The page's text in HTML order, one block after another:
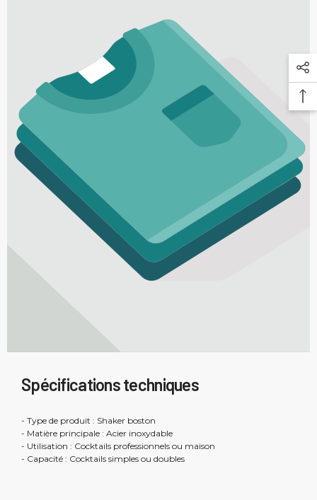
Spécifications techniques
- Type de produit : Shaker boston
- Matière principale : Acier inoxydable
- Utilisation : Cocktails professionnels ou maison
- Capacité : Cocktails simples ou doubles